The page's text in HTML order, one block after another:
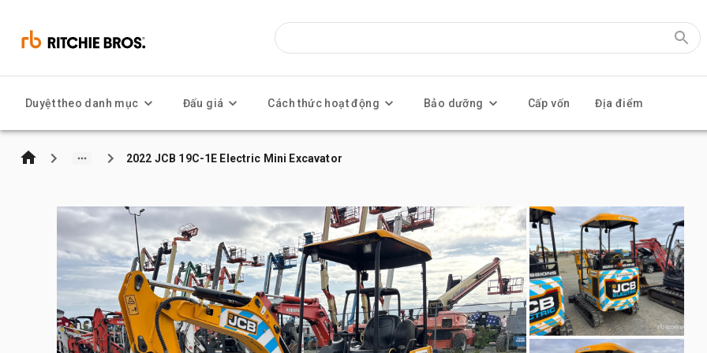
Duyệt theo danh mục Đấu giá Cách thức hoạt động Bảo dưỡng Cấp vốn Địa điểm
2022 JCB 19C-1E Electric Mini Excavator